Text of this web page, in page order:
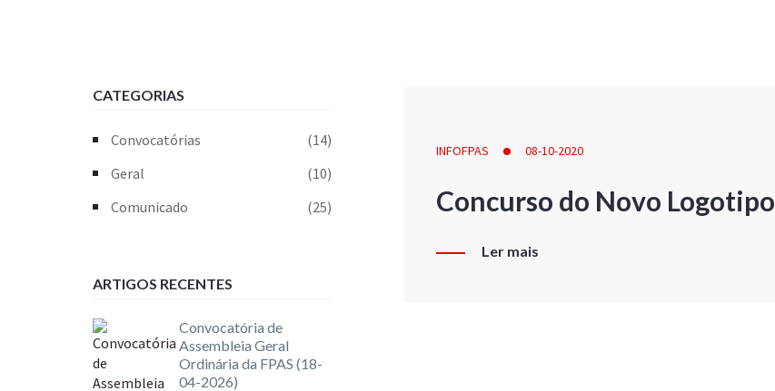
INFOFPAS 08-10-2020
Concurso do Novo Logotipo
Ler mais
CATEGORIAS
Convocatórias
(14)
Geral
(10)
Comunicado
(25)
ARTIGOS RECENTES
Convocatória de
Assembleia Geral
Ordinária da FPAS (18-
04-2026)